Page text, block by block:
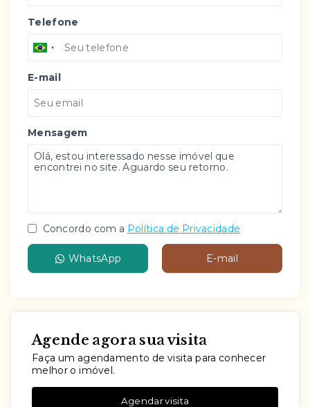
Telefone
E-mail
Mensagem
Concordo com a Política de Privacidade
WhatsApp E-mail
Agende agora sua visita
Faça um agendamento de visita para conhecer
melhor o imóvel.
Agendar visita